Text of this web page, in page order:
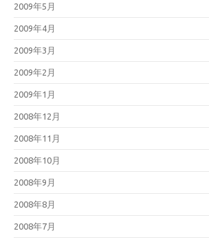
2009年5月
2009年4月
2009年3月
2009年2月
2009年1月
2008年12月
2008年11月
2008年10月
2008年9月
2008年8月
2008年7月